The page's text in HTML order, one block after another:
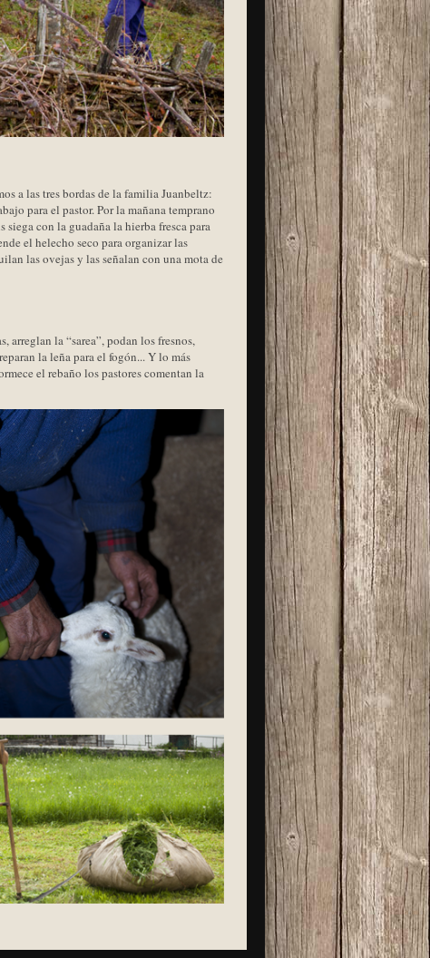
a las tres bordas de la familia Juanbeltz:
para el pastor. Por la mañana temprano
con la guadaña la hierba fresca para
el helecho seco para organizar las
las ovejas y las señalan con una mota de
arreglan la “sarea”, podan los fresnos,
la leña para el fogón... Y lo más
el rebaño los pastores comentan la